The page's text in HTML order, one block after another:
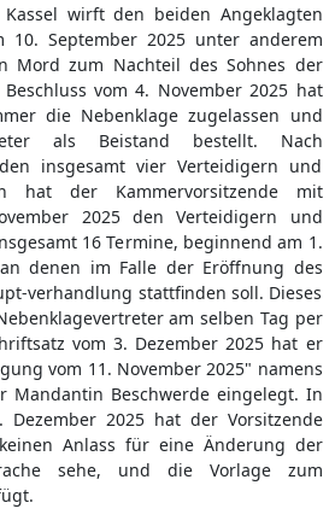
Kassel wirft den beiden Angeklagten
10. September 2025 unter anderem
Mord zum Nachteil des Sohnes der
vom 4. November 2025 hat
die Nebenklage zugelassen und
als Beistand bestellt. Nach
insgesamt vier Verteidigern und
hat der Kammervorsitzende mit
2025 den Verteidigern und
16 Termine, beginnend am 1.
denen im Falle der Eröffnung des
verhandlung stattfinden soll. Dieses
am selben Tag per
vom 3. Dezember 2025 hat er
vom 11. November 2025" namens
Mandantin Beschwerde eingelegt. In
Dezember 2025 hat der Vorsitzende
Anlass für eine Änderung der
sehe, und die Vorlage zum